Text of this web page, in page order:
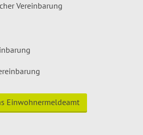
Vereinbarung
Einwohnermeldeamt